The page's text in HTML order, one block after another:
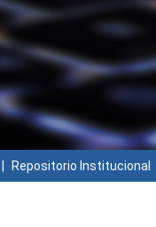
Repositorio Institucional